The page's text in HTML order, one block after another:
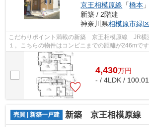
京王相模原線 「橋本
新築 / 2階建
神奈川県相模原市緑
こだわりポイント満載の新築 京王相模原線 JR
１。こちらの物件はコンビニまでの距離が246mで
る新築戸建て物件です。
4,430万円
- / 4LDK /
売買 | 新築一戸建 新築 京王相模原線 JR横浜線